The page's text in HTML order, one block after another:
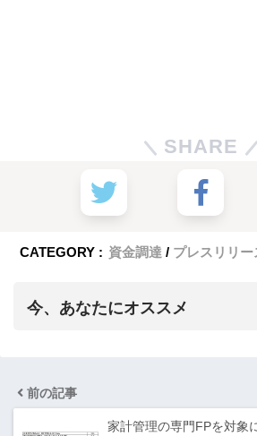
SHARE
CATEGORY : 資金調達 プレスリリー
今、あなたにオススメ
前の記事
家計管理の専門FPを対象